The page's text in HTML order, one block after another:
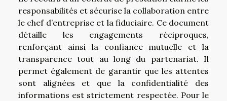
responsabilités et sécurise la collaboration entre
le chef d’entreprise et la fiduciaire. Ce document
détaille les engagements réciproques,
renforçant ainsi la confiance mutuelle et la
transparence tout au long du partenariat. Il
permet également de garantir que les attentes
sont alignées et que la confidentialité des
informations est strictement respectée. Pour le